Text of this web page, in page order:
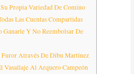
Propia Variedad De Comino
Las Cuentas Compartidas
Y No Reembolsar De
Através De Dibu Martínez
Vasallaje Al Arquero Campeón